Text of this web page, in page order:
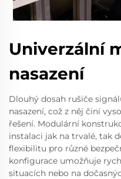
Univerzální
nasazení
Dlouhý dosah rušiče
nasazení, což z něj činí
řešení. Modulární
instalaci jak na trvalé, tak
flexibilitu pro různé
konfigurace umožňuje
situacích nebo na